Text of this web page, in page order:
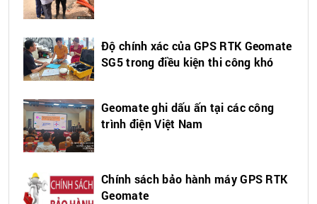
Độ chính xác của GPS RTK Geomate
SG5 trong điều kiện thi công khó
Geomate ghi dấu ấn tại các công
trình điện Việt Nam
Chính sách bảo hành máy GPS RTK
Geomate